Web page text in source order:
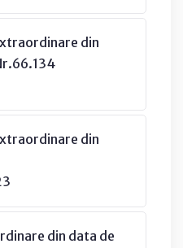
din
din
din data de